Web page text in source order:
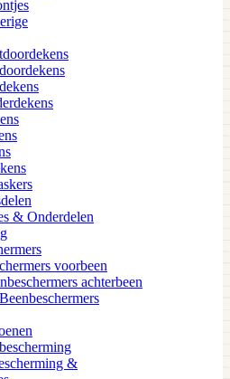
& Onderdelen
voorbeen
achterbeen
&